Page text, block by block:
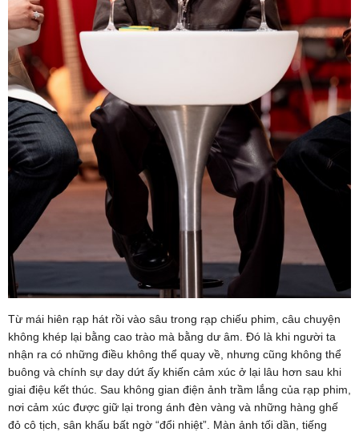
Từ mái hiên rạp hát rồi vào sâu trong rạp chiếu phim, câu chuyện
không khép lại bằng cao trào mà bằng dư âm. Đó là khi người ta
nhận ra có những điều không thể quay về, nhưng cũng không thể
buông và chính sự day dứt ấy khiến cảm xúc ở lại lâu hơn sau khi
giai điệu kết thúc. Sau không gian điện ảnh trầm lắng của rạp phim,
nơi cảm xúc được giữ lại trong ánh đèn vàng và những hàng ghế
đỏ cô tịch, sân khấu bất ngờ “đổi nhiệt”. Màn ảnh tối dần, tiếng